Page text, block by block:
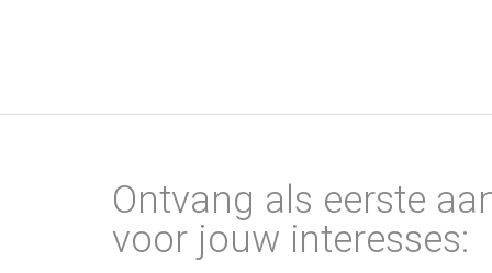
Ontvang als eerste
voor jouw interesses: